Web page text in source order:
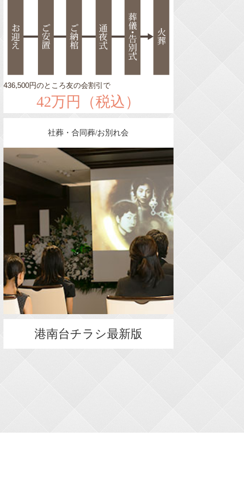
436,500円のところ友の会割引で
42万円（税込）
社葬・合同葬/お別れ会
港南台チラシ最新版